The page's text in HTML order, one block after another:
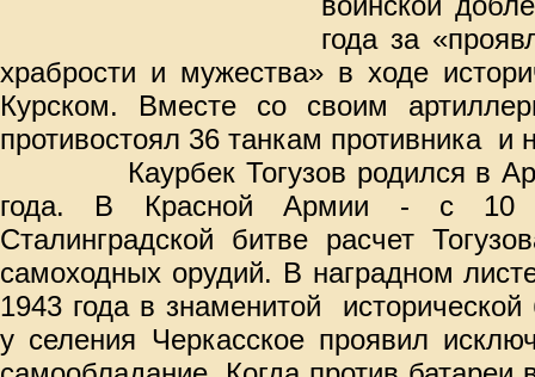
года за
храбрости и мужества» в ходе
Курском. Вместе со своим
противостоял 36 танкам противника и
Каурбек Тогузов родился в
года. В Красной Армии - с 10
Сталинградской битве расчет
самоходных орудий. В наградном
1943 года в знаменитой
у селения Черкасское проявил